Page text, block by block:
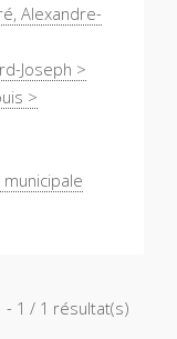
Alexandre-
Joseph >
>
municipale
- 1 / 1 résultat(s)